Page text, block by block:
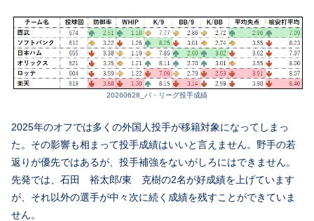
20260628_パ・リーグ投手成績
2025年のオフでは多くの外国人投手が移籍対象になってしまっ
た。その影響も相まって投手成績はいいと言えません。野手の若
返りが優先ではあるが、投手補強をないがしろにはできません。
先発では、石田 裕太郎/東 克樹の2名が好成績を上げています
が、それ以外の選手が中々次に続く成績を残すことができていま
せん。